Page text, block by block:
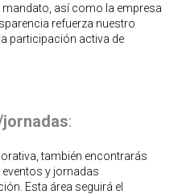
así como la empresa
refuerza nuestro
participación activa de
:
también encontrarás
y jornadas
Esta área seguirá el